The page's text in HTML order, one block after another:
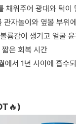
채워주어 광대와 턱이
관자놀이와 옆볼 부위
륨감이 생기고 얼굴
은 회복 시간
에서 1년 사이에 흡수